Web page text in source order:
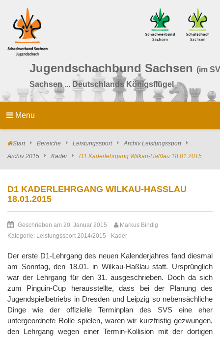
Jugendschachbund Sachsen (im
Sachsen ... Deutschlands Königsflügel
Menu
Start Bereiche Leistungssport
Archiv Leistungssport
Archiv 2015
Kader D1 Kaderlehrgang Wilkau‐Haßlau 18.01.2015
D1 KADERLEHRGANG WILKAU‐HASSLAU 1
8.01.2015
Geschrieben am 20. Januar 2015
Markus Bindig
Kategorie: Leistungssport 2014/2015 - Kader
Der erste D1‐Lehrgang des neuen Kalenderjahres fand diesmal
am Sonntag, den 18.01. in Wilkau‐Haßlau statt. Ursprünglich
war der Lehrgang für den 31. ausgeschrieben. Doch da sich
zum Pinguin‐Cup herausstellte, dass bei der Planung des
Jugendspielbetriebs in Dresden und Leipzig so nebensächliche
Dinge wie der offizielle Terminplan des SVS eine eher
untergeordnete Rolle spielen, waren wir kurzfristig gezwungen,
den Lehrgang wegen einer Termin‐Kollision mit der dortigen